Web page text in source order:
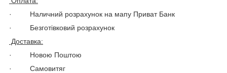
· Наличний розрахунок на мапу Приват Банк
· Безготівковий розрахунок
Доставка:
· Новою Поштою
· Самовитяг